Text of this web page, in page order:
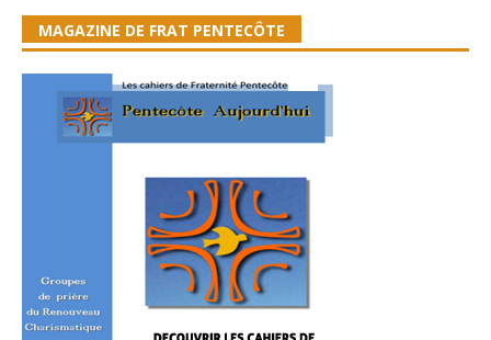
MAGAZINE DE FRAT PENTECÔTE